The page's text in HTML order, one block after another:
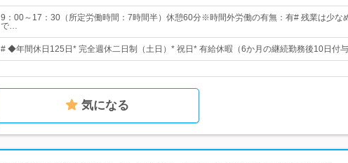
9：00～17：30（所定労働時間：7時間半）休憩60分※時間外労働の有無：有# 残業は少な
で…
# ◆年間休日125日* 完全週休二日制（土日）* 祝日* 有給休暇（6か月の継続勤務後10日付与
気になる